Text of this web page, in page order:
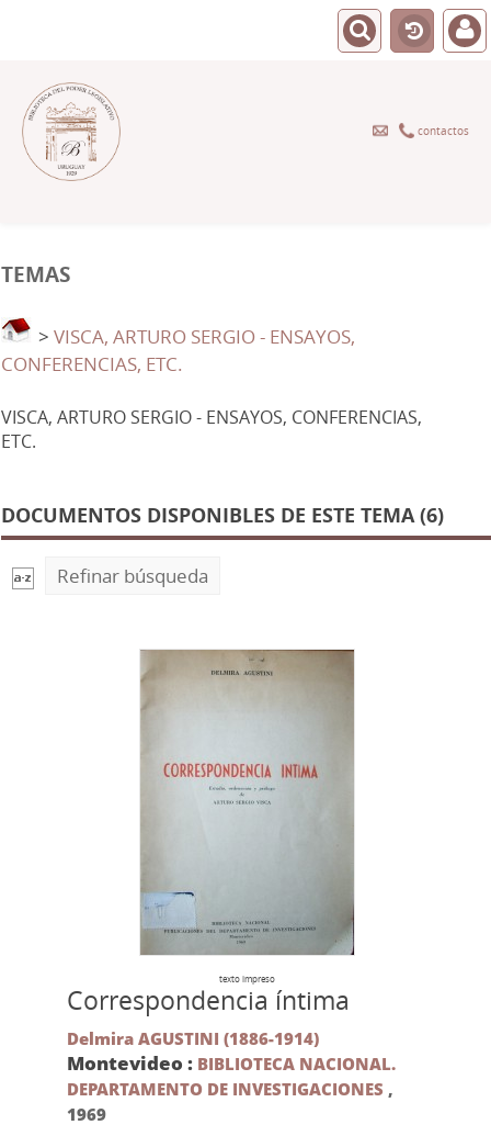
contactos
TEMAS
> VISCA, ARTURO SERGIO - ENSAYOS,
CONFERENCIAS, ETC.
VISCA, ARTURO SERGIO - ENSAYOS, CONFERENCIAS,
ETC.
DOCUMENTOS DISPONIBLES DE ESTE TEMA (6)
Refinar búsqueda
texto impreso
Correspondencia íntima
Delmira AGUSTINI (1886-1914)
Montevideo : BIBLIOTECA NACIONAL.
DEPARTAMENTO DE INVESTIGACIONES ,
1969